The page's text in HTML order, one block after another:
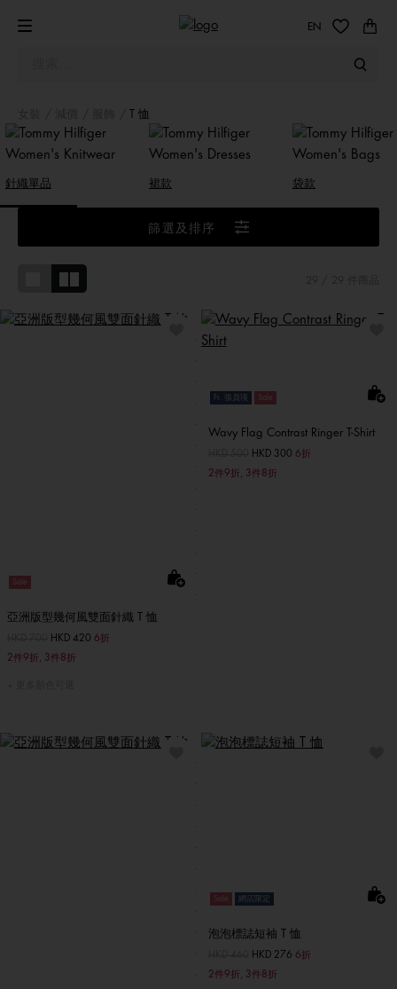
EN
T 恤
針織單品 裙款 袋款
篩選及排序
Sale
亞洲版型幾何風雙面針織 T 恤
價格扣減從至HKD 420 6折
2件9折, 3件8折
Ft. 張員瑛 Sale
Wavy Flag Contrast Ringer T-Shirt
價格扣減從至HKD 300 6折
2件9折, 3件8折
Sale 網店限定
泡泡標誌短袖 T 恤
價格扣減從至HKD 276 6折
2件9折, 3件8折